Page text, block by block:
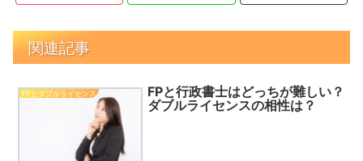
関連記事
FPとダブルライセンス
FPと行政書士はどっちが難しい？
ダブルライセンスの相性は？